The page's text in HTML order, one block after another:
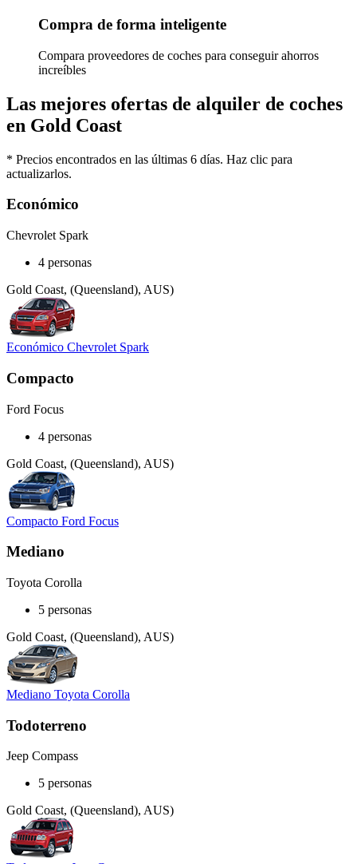
Compra de forma inteligente
Compara proveedores de coches para conseguir ahorros
increíbles
Las mejores ofertas de alquiler de coches
en Gold Coast
* Precios encontrados en las últimas 6 días. Haz clic para
actualizarlos.
Económico
Chevrolet Spark
4 personas
Gold Coast, (Queensland), AUS)
Económico Chevrolet Spark
Compacto
Ford Focus
4 personas
Gold Coast, (Queensland), AUS)
Compacto Ford Focus
Mediano
Toyota Corolla
5 personas
Gold Coast, (Queensland), AUS)
Mediano Toyota Corolla
Todoterreno
Jeep Compass
5 personas
Gold Coast, (Queensland), AUS)